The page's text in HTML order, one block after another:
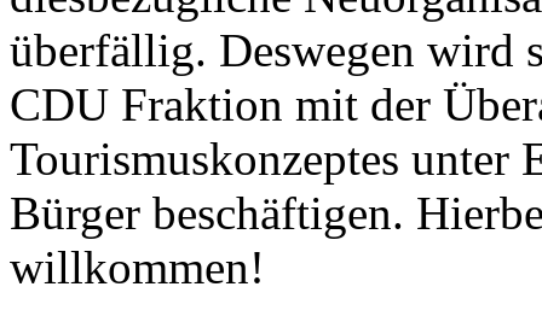
überfällig. Deswegen wird
CDU Fraktion mit der
Tourismuskonzeptes unter
Bürger beschäftigen.
willkommen!